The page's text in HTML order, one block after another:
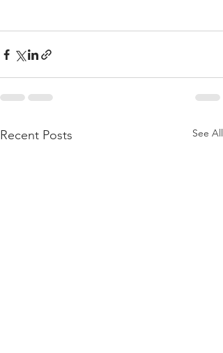
Recent Posts See All